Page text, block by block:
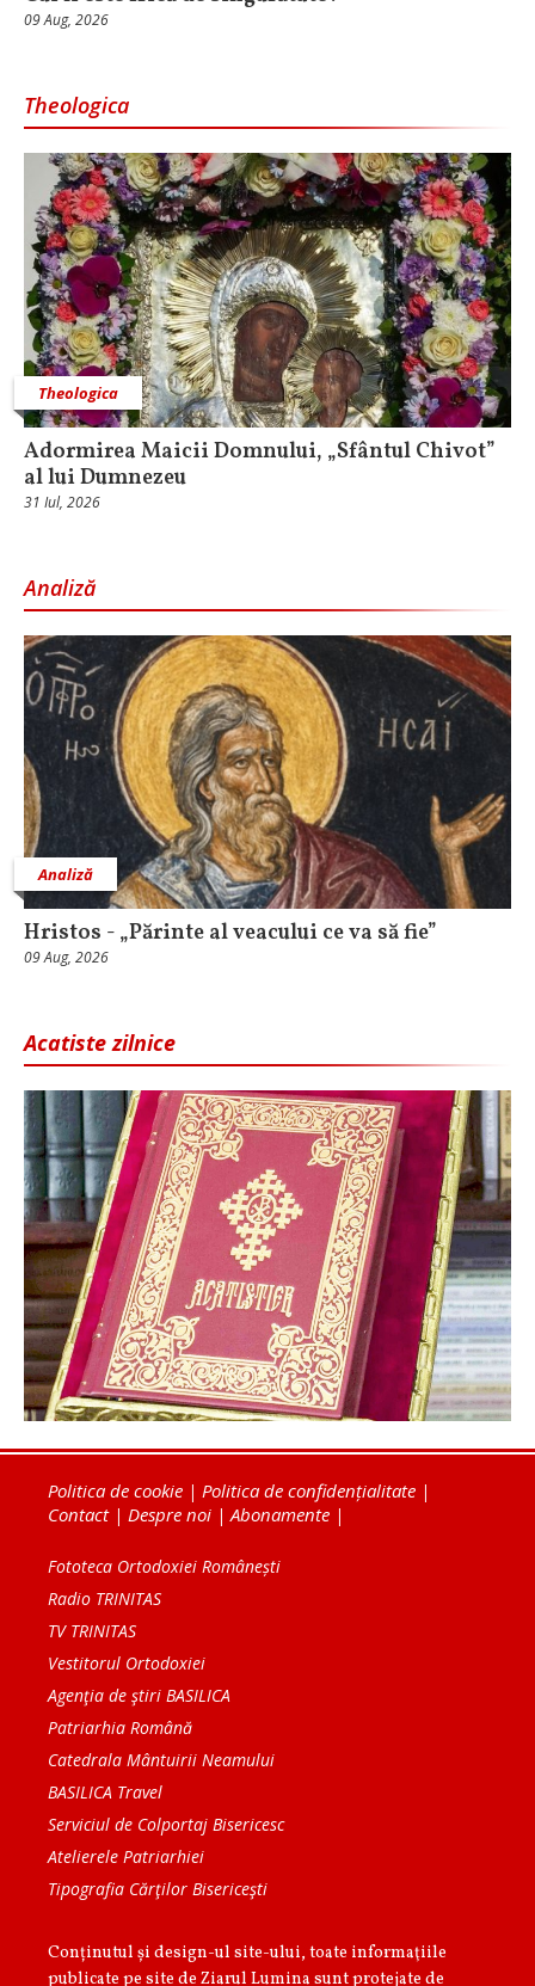
09 Aug, 2026
Theologica
Theologica
Adormirea Maicii Domnului, „Sfântul Chivot”
al lui Dumnezeu
31 Iul, 2026
Analiză
Analiză
Hristos - „Părinte al veacului ce va să fie”
09 Aug, 2026
Acatiste zilnice
Politica de cookie | Politica de confidențialitate |
Contact| Despre noi |Abonamente |
Fototeca Ortodoxiei Românești
Radio TRINITAS
TV TRINITAS
Vestitorul Ortodoxiei
Agenţia de ştiri BASILICA
Patriarhia Română
Catedrala Mântuirii Neamului
BASILICA Travel
Serviciul de Colportaj Bisericesc
Atelierele Patriarhiei
Tipografia Cărţilor Bisericeşti
Conținutul și design-ul site-ului, toate informaţiile
publicate pe site de Ziarul Lumina sunt protejate de